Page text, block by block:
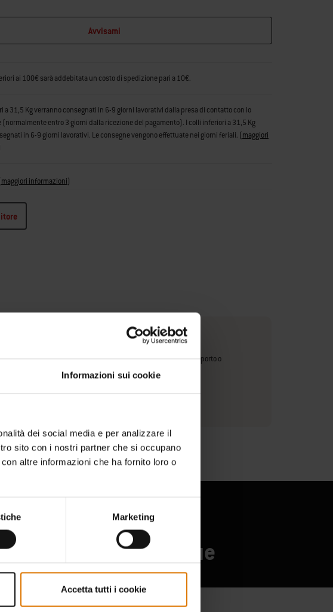
Informazioni sui cookie
dei social media e per analizzare il
sito con i nostri partner che si occupano
altre informazioni che ha fornito loro o
Marketing
Accetta tutti i cookie
Avvisami
ai 100€ sarà addebitata un costo di spedizione pari a 10€.
a 31,5 Kg verranno consegnati in 6-9 giorni lavorativi dalla presa di contatto con lo
entro 3 giorni dalla ricezione del pagamento). I colli inferiori a 31,5 Kg
in 6-9 giorni lavorativi. Le consegne vengono effettuate nei giorni feriali. (maggiori
maggiori informazioni)
Compatibile con tutti i barbecue elettrici Lumin® con supporto o
con carrello Premium (2026+)
di barbecue